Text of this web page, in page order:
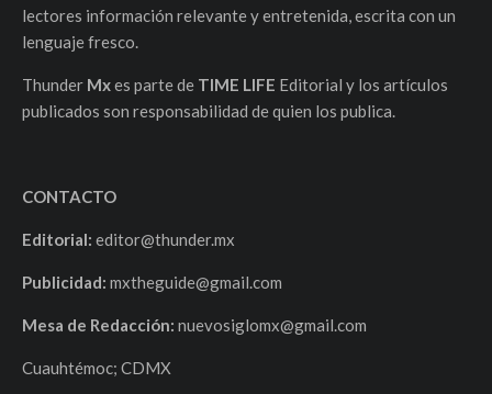
lectores información relevante y entretenida, escrita con un
lenguaje fresco.
Thunder Mxes parte de TIME LIFE Editorial y los artículos
publicados son responsabilidad de quien los publica.
CONTACTO
Editorial: editor@thunder.mx
Publicidad: mxtheguide@gmail.com
Mesa de Redacción: nuevosiglomx@gmail.com
Cuauhtémoc; CDMX